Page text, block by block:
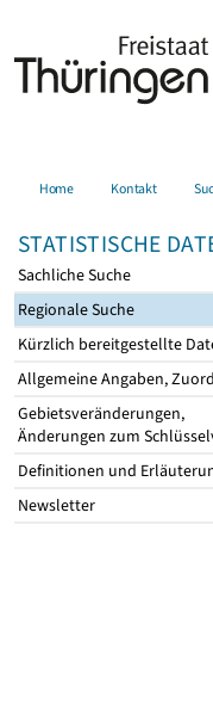
Home Kontakt
STATISTISCHE
Sachliche Suche
Regionale Suche
Kürzlich bereitgestellte
Allgemeine Angaben,
Gebietsveränderungen,
Änderungen zum
Definitionen und
Newsletter